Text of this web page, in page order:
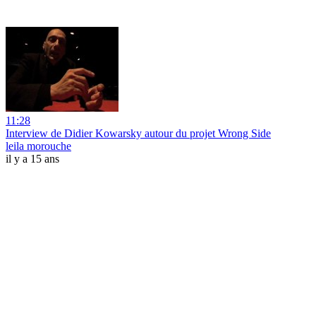
11:28
Interview de Didier Kowarsky autour du projet Wrong Side
leila morouche
il y a 15 ans